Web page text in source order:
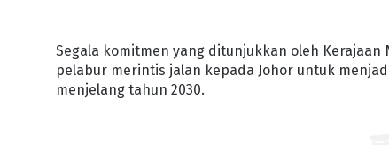
Segala komitmen yang ditunjukkan oleh
pelabur merintis jalan kepada Johor untuk
menjelang tahun 2030.